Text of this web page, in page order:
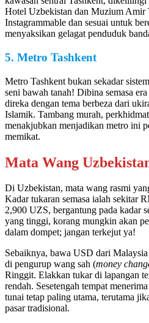
Hotel Uzbekistan dan Muzium Amir
Instagrammable dan sesuai untuk
menyaksikan gelagat penduduk
5. Metro Tashkent
Metro Tashkent bukan sekadar
seni bawah tanah! Dibina semasa
direka dengan tema berbeza dari
Islamik. Tambang murah,
menakjubkan menjadikan metro ini
memikat.
Mata Wang
Di Uzbekistan, mata wang rasmi
Kadar tukaran semasa ialah sekitar
2,900 UZS, bergantung pada kadar
yang tinggi, korang mungkin akan
dalam dompet; jangan terkejut ya!
Sebaiknya, bawa USD dari
di pengurup wang sah (money
Ringgit. Elakkan tukar di lapangan
rendah. Sesetengah tempat
tunai tetap paling utama, terutama
pasar tradisional.